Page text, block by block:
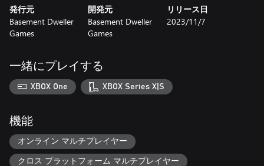
発行元
Basement Dweller
Games
開発元
Basement Dweller
Games
リリース日
2023/11/7
一緒にプレイする
XBOX One XBOX Series X|S
機能
オンライン マルチプレイヤー
クロス プラットフォーム マルチプレイヤー